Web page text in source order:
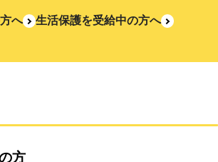
へ 生活保護を受給中の方へ
方